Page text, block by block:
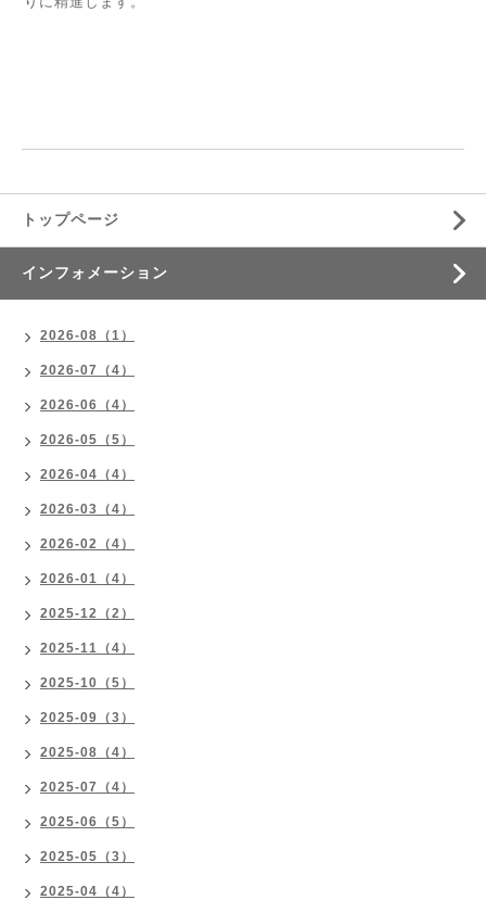
トップページ
インフォメーション
2026-08（1）
2026-07（4）
2026-06（4）
2026-05（5）
2026-04（4）
2026-03（4）
2026-02（4）
2026-01（4）
2025-12（2）
2025-11（4）
2025-10（5）
2025-09（3）
2025-08（4）
2025-07（4）
2025-06（5）
2025-05（3）
2025-04（4）